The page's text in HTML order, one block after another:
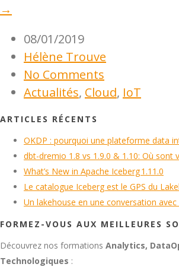
→
08/01/2019
Hélène Trouve
No Comments
Actualités, Cloud, IoT
ARTICLES RÉCENTS
OKDP : pourquoi une plateforme data
dbt-dremio 1.8 vs 1.9.0 & 1.10: Où sont
What’s New in Apache Iceberg 1.11.0
Le catalogue Iceberg est le GPS du
Un lakehouse en une conversation avec
FORMEZ-VOUS AUX MEILLEURES
Découvrez nos formations Analytics,
Technologiques :